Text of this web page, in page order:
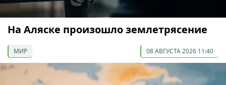
На Аляске произошло землетрясение
МИР 08 АВГУСТА 2026 11:40